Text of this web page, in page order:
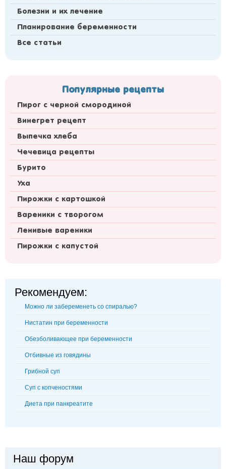
Болезни и их лечение
Планирование беременности
Все статьи
Популярные рецепты
Пирог с черной смородиной
Винегрет рецепт
Выпечка хлеба
Чечевица рецепты
Бурито
Уха
Пирожки с картошкой
Вареники с творогом
Ленивые вареники
Пирожки с капустой
Рекомендуем:
Можно ли забеременеть со спиралью?
Нистатин при беременности
Обезболивающее при беременности
Отбивные из говядины
Грибной суп
Суп с копченостями
Диета при панкреатите
Наш форум